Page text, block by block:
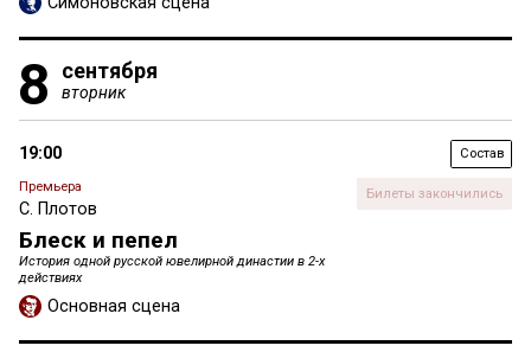
8 сентября
вторник
19:00 Состав
Премьера
С. Плотов
Блеск и пепел
История одной русской ювелирной династии в 2-х
действиях
Основная сцена
Билеты закончились